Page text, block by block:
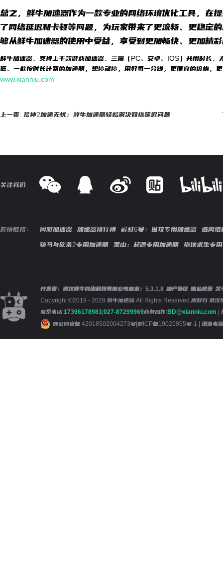
总之，鲜牛加速器作为一款专业的网络环境优化工具，在
了网络延迟和卡顿等问题，为玩家带来了更流畅、更稳定
够从鲜牛加速器的使用中受益，享受到更加畅快、更加精
鲜牛加速器，支持上千款游戏加速器，三端（PC、安卓、IOS）共用时长
低。一款按时长计费的加速器，想停就停，用好每一分钱，更便宜的价格，
www.xianniu.com
上一页: 荒神2加速无忧：鲜牛加速器轻松解决网络延迟问题
关注我们:
友情链接： 网游加速器 加速器排行榜 彩虹6号：围攻专用加速器
逃离塔
骑马与砍杀2专用加速器
黑山：起源专用加速器 绝地求生专
开发者：武汉鲜牛网络科技有限公司版本： 5.3.1.8 用户协议 隐私政策 关
Copyright ©2019 - 2029 鲜牛加速器.All Rights Reserved.版权归 武汉
联系电话:17396178981 027-87299969商务合作:BD@xianniu.com |
鄂公网安备 42018502004273号 鄂ICP备19025955号-1 | 增值电